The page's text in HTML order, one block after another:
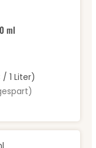
von 5 Sternen
ml
1 Liter)